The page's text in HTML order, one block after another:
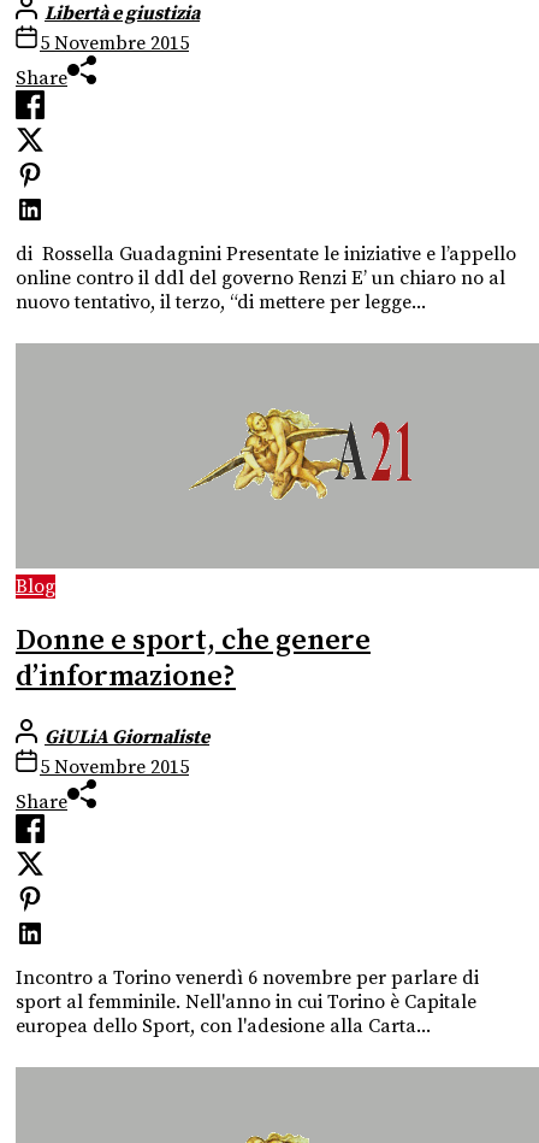
Libertà e giustizia
5 Novembre 2015
Share
di Rossella Guadagnini Presentate le iniziative e l’appello
online contro il ddl del governo Renzi E’ un chiaro no al
nuovo tentativo, il terzo, “di mettere per legge...
Blog
Donne e sport, che genere
d’informazione?
GiULiA Giornaliste
5 Novembre 2015
Share
Incontro a Torino venerdì 6 novembre per parlare di
sport al femminile. Nell'anno in cui Torino è Capitale
europea dello Sport, con l'adesione alla Carta...